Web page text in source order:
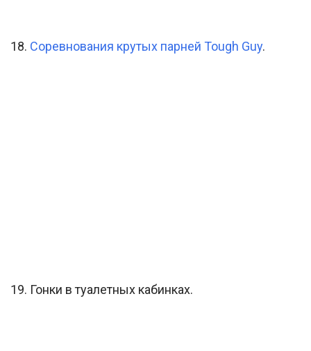
18. Соревнования крутых парней Tough Guy.
19. Гонки в туалетных кабинках.